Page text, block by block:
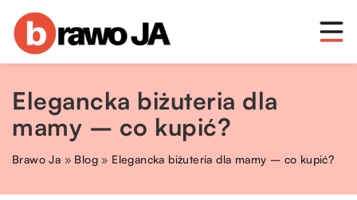
Elegancka biżuteria dla
mamy – co kupić?
Brawo Ja » Blog » Elegancka biżuteria dla mamy – co kupić?